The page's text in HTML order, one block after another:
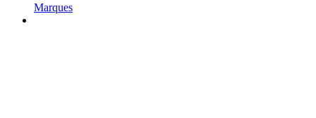
Marques